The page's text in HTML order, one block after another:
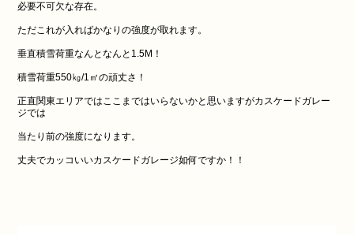
必要不可欠な存在。
ただこれが入ればかなりの強度が取れます。
垂直積雪荷重なんとなんと1.5M！
積雪荷重550㎏/1㎡の頑丈さ！
正直関東エリアではここまではいらないかと思いますがカスケードガレー
ジでは
当たり前の強度になります。
丈夫でカッコいいカスケードガレージ如何ですか！！